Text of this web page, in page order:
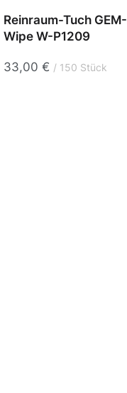
Reinraum-Tuch GEM-
Wipe W-P1209
33,00 € 150 Stück